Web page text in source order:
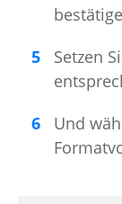
Setzen
Und